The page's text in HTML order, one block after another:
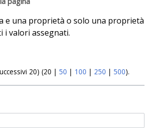
e una proprietà o solo una proprietà
valori assegnati.
20) (20 | 50 | 100 | 250 | 500).